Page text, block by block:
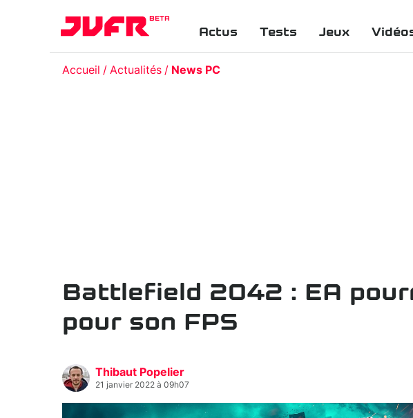
BETA
Actus Tests Jeux
Accueil Actualités News PC
Battlefield 2042 : EA
pour son FPS
Thibaut Popelier
21 janvier 2022 à 09h07